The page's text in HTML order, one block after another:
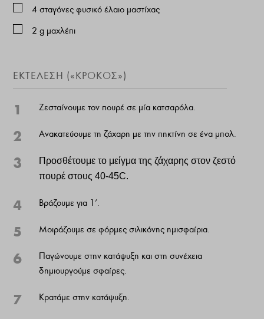
4 σταγόνες φυσικό έλαιο μαστίχας
2 g μαχλέπι
ΕΚΤΈΛΕΣΗ («ΚΡΌΚΟΣ»)
1 Ζεσταίνουμε τον πουρέ σε μία κατσαρόλα.
2 Ανακατεύουμε τη ζάχαρη με την πηκτίνη σε ένα μπολ.
3
Προσθέτουμε το μείγμα της ζάχαρης στον ζεστό
πουρέ στους 40-45C.
4 Βράζουμε για 1’.
5 Μοιράζουμε σε φόρμες σιλικόνης ημισφαίρια.
6
Παγώνουμε στην κατάψυξη και στη συνέχεια
δημιουργούμε σφαίρες.
7 Κρατάμε στην κατάψυξη.